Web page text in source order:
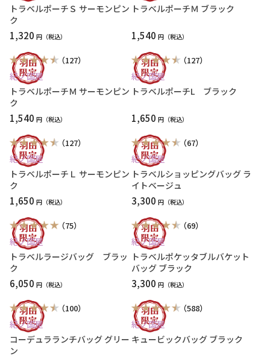
トラベルポーチＳ サーモンピン
ク
1,320 円
トラベルポーチＭ ブラック
1,540 円
（127）
紀ノ国屋
トラベルポーチＭ サーモンピン
ク
1,540 円
（127）
紀ノ国屋
トラベルポーチL ブラック
1,650 円
（127）
紀ノ国屋
トラベルポーチＬ サーモンピン
ク
1,650 円
（67）
紀ノ国屋
トラベルショッピングバッグ ラ
イトベージュ
3,300 円
（75）
紀ノ国屋
トラベルラージバッグ ブラッ
ク
6,050 円
（69）
紀ノ国屋
トラベルポケッタブルバケット
バッグ ブラック
3,300 円
（100）
紀ノ国屋
コーデュラランチバッグ グリー
ン
（588）
紀ノ国屋
キュービックバッグ ブラック